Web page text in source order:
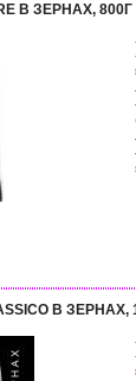
В ЗЕРНАХ, 800Г
В ЗЕРНАХ,